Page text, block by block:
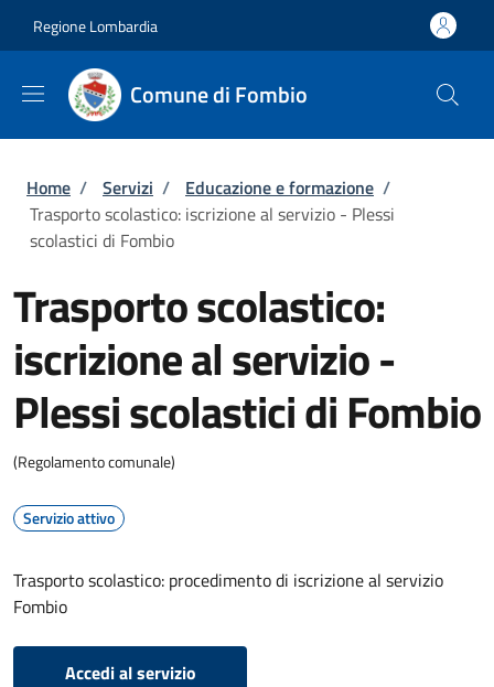
Regione Lombardia
Comune di Fombio
Briciole di pane
Home / Servizi / Educazione e formazione /
Trasporto scolastico: iscrizione al servizio - Plessi
scolastici di Fombio
Trasporto scolastico:
iscrizione al servizio -
Plessi scolastici di Fombio
(Regolamento comunale)
Servizio attivo
Trasporto scolastico: procedimento di iscrizione al servizio
Fombio
Accedi al servizio